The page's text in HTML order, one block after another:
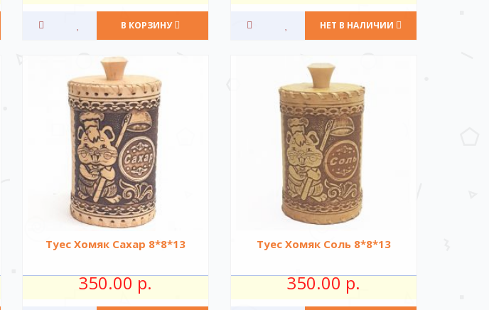
В КОРЗИНУ НЕТ В НАЛИЧИИ
Туес Хомяк Сахар 8*8*13
350.00 р.
Туес Хомяк Соль 8*8*13
350.00 р.